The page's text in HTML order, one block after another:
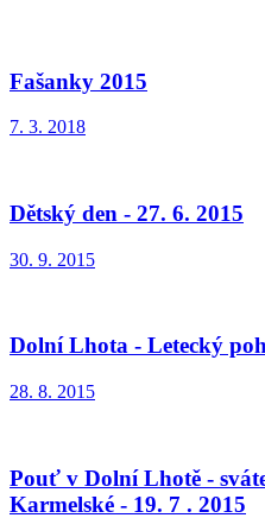
Fašanky 2015
7. 3. 2018
Dětský den - 27. 6. 2015
30. 9. 2015
Dolní Lhota - Letecký
28. 8. 2015
Pouť v Dolní Lhotě -
Karmelské - 19. 7 . 2015